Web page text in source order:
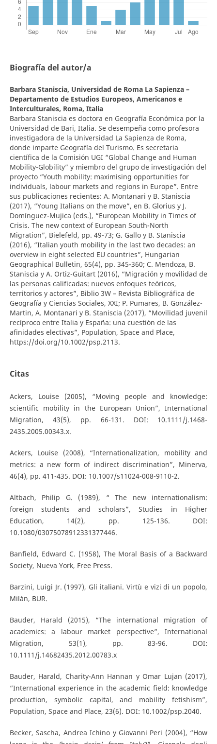
Biografía del autor/a
Barbara Staniscia, Universidad de Roma La Sapienza –
Departamento de Estudios Europeos, Americanos e
Interculturales, Roma, Italia
Barbara Staniscia es doctora en Geografía Económica por la
Universidad de Bari, Italia. Se desempeña como profesora
investigadora de la Universidad La Sapienza de Roma,
donde imparte Geografía del Turismo. Es secretaria
científica de la Comisión UGI “Global Change and Human
Mobility-Globility” y miembro del grupo de investigación del
proyecto “Youth mobility: maximising opportunities for
individuals, labour markets and regions in Europe”. Entre
sus publicaciones recientes: A. Montanari y B. Staniscia
(2017), “Young Italians on the move”, en B. Glorius y J.
Domínguez-Mujica (eds.), “European Mobility in Times of
Crisis. The new context of European South-North
Migration”, Bielefeld, pp. 49-73; G. Gallo y B. Staniscia
(2016), “Italian youth mobility in the last two decades: an
overview in eight selected EU countries”, Hungarian
Geographical Bulletin, 65(4), pp. 345-360; C. Mendoza, B.
Staniscia y A. Ortiz-Guitart (2016), “Migración y movilidad de
las personas calificadas: nuevos enfoques teóricos,
territorios y actores”, Biblio 3W – Revista Bibliográfica de
Geografía y Ciencias Sociales, XXI; P. Pumares, B. González-
Martin, A. Montanari y B. Staniscia (2017), “Movilidad juvenil
recíproco entre Italia y España: una cuestión de las
afinidades electivas”, Population, Space and Place,
https://doi.org/10.1002/psp.2113.
Citas
Ackers, Louise (2005), “Moving people and knowledge:
scientific mobility in the European Union”, International
Migration, 43(5), pp. 66-131. DOI: 10.1111/j.1468-
2435.2005.00343.x.
Ackers, Louise (2008), “Internationalization, mobility and
metrics: a new form of indirect discrimination”, Minerva,
46(4), pp. 411-435. DOI: 10.1007/s11024-008-9110-2.
Altbach, Philip G. (1989), “ The new internationalism:
foreign students and scholars”, Studies in Higher
Education, 14(2), pp. 125-136. DOI:
10.1080/03075078912331377446.
Banfield, Edward C. (1958), The Moral Basis of a Backward
Society, Nueva York, Free Press.
Barzini, Luigi Jr. (1997), Gli italiani. Virtù e vizi di un popolo,
Milán, BUR.
Bauder, Harald (2015), “The international migration of
academics: a labour market perspective”, International
Migration, 53(1), pp. 83-96. DOI:
10.1111/j.14682435.2012.00783.x
Bauder, Harald, Charity-Ann Hannan y Omar Lujan (2017),
“International experience in the academic field: knowledge
production, symbolic capital, and mobility fetishism”,
Population, Space and Place, 23(6). DOI: 10.1002/psp.2040.
Becker, Sascha, Andrea Ichino y Giovanni Peri (2004), “How